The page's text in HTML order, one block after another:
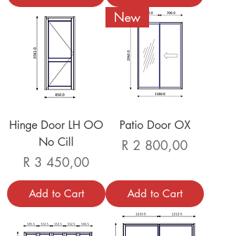
Hinge Door LH OO
No Cill
Price
R 3 450,00
Add to Cart
New
Patio Door OX
Price
R 2 800,00
Add to Cart